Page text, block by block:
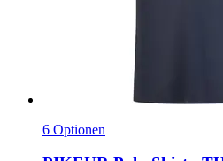
6 Optionen